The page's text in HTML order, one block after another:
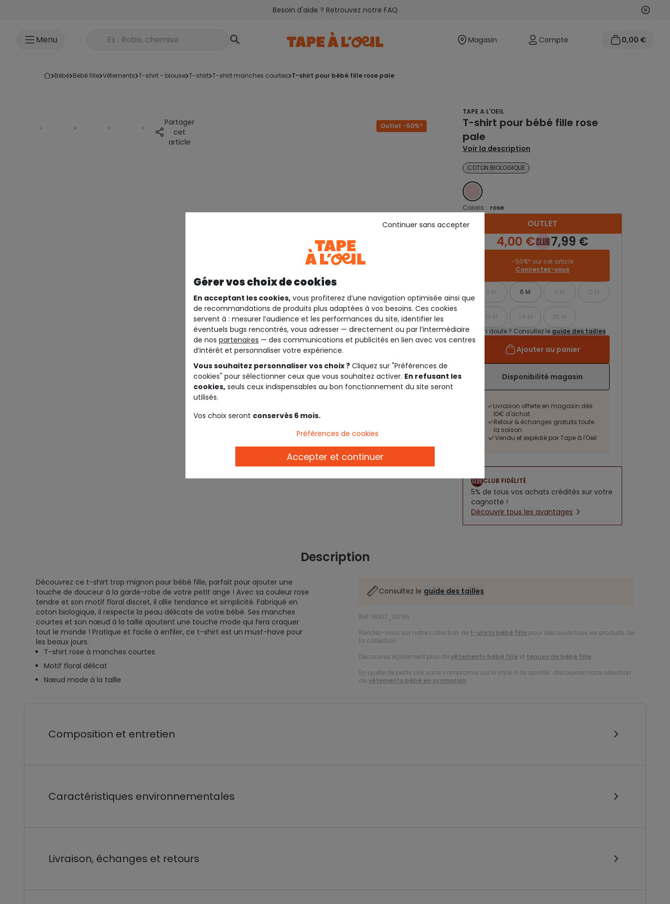
Besoin d'aide ? Retrouvez notre FAQ
Menu Rechercher un produit Magasin Compte 0,00 €
bébé bébé fille vêtements t-shirt - blouse t-shirt t-shirt manches courtes t-shirt pour bébé fille rose pale
Partager
cet
article
Outlet -50%*
TAPE A L'OEIL
T-shirt pour bébé fille rose
pale
Voir la description
COTON BIOLOGIQUE
ROSE
Coloris : rose
OUTLET
4,00 € 7,99 €
-50%* sur cet article
Connectez-vous
3 M 6 M 9 M 12 M
18 M 24 M
36 M
Un doute ? Consultez le guide des tailles
Ajouter au panier
Disponibilité magasin
Livraison offerte en magasin dès
10€ d'achat
Retour & échanges gratuits toute
la saison
Vendu et expédié par Tape à l'Oeil
CLUB FIDÉLITÉ
5% de tous vos achats crédités sur votre
cagnotte !
Découvrir tous les avantages
Description
Découvrez ce t-shirt trop mignon pour bébé fille, parfait pour ajouter une
touche de douceur à la garde-robe de votre petit ange ! Avec sa couleur rose
tendre et son motif floral discret, il allie tendance et simplicité. Fabriqué en
coton biologique, il respecte la peau délicate de votre bébé. Ses manches
courtes et son nœud à la taille ajoutent une touche mode qui fera craquer
tout le monde ! Pratique et facile à enfiler, ce t-shirt est un must-have pour
les beaux jours.
T-shirt rose à manches courtes
Motif floral délicat
Nœud mode à la taille
Consultez le guide des tailles
Ref. 16337_01795
Rendez-vous sur notre collection de t-shirts bébé fille pour découvrir tous les produits de
la collection.
Découvrez également plus devêtements bébé fille et tenues de bébé fille.
En quête de petits prix sans compromis sur le style ni la qualité : découvrez notre sélection
devêtements bébé en promotion.
Composition et entretien
Caractéristiques environnementales
Livraison, échanges et retours
Gérer vos choix de cookies
En acceptant les cookies, vous profiterez d’une navigation optimisée ainsi que
de recommandations de produits plus adaptées à vos besoins. Ces cookies
servent à : mesurer l’audience et les performances du site, identifier les
éventuels bugs rencontrés, vous adresser — directement ou par l’intermédiaire
de nos partenaires — des communications et publicités en lien avec vos centres
d’intérêt et personnaliser votre expérience.
Vous souhaitez personnaliser vos choix ? Cliquez sur "Préférences de
cookies" pour sélectionner ceux que vous souhaitez activer. En refusant les
cookies, seuls ceux indispensables au bon fonctionnement du site seront
utilisés.
Vos choix seront conservés 6 mois.
Continuer sans accepter
Préférences de cookies
Accepter et continuer